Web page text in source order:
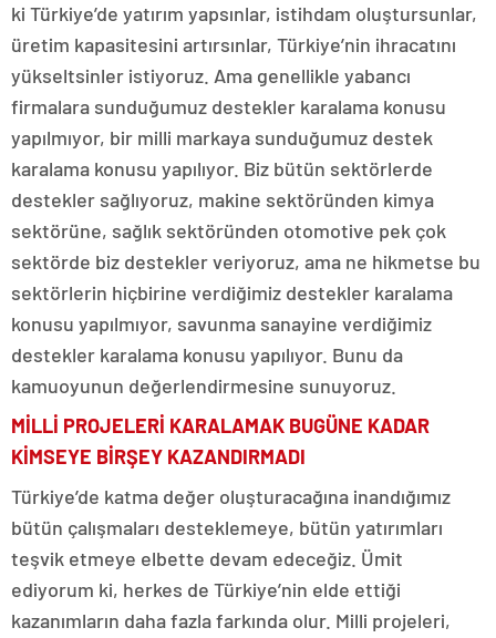
ki Türkiye’de yatırım yapsınlar, istihdam oluştursunlar,
üretim kapasitesini artırsınlar, Türkiye’nin ihracatını
yükseltsinler istiyoruz. Ama genellikle yabancı
firmalara sunduğumuz destekler karalama konusu
yapılmıyor, bir milli markaya sunduğumuz destek
karalama konusu yapılıyor. Biz bütün sektörlerde
destekler sağlıyoruz, makine sektöründen kimya
sektörüne, sağlık sektöründen otomotive pek çok
sektörde biz destekler veriyoruz, ama ne hikmetse bu
sektörlerin hiçbirine verdiğimiz destekler karalama
konusu yapılmıyor, savunma sanayine verdiğimiz
destekler karalama konusu yapılıyor. Bunu da
kamuoyunun değerlendirmesine sunuyoruz.
MİLLİ PROJELERİ KARALAMAK BUGÜNE KADAR
KİMSEYE BİRŞEY KAZANDIRMADI
Türkiye’de katma değer oluşturacağına inandığımız
bütün çalışmaları desteklemeye, bütün yatırımları
teşvik etmeye elbette devam edeceğiz. Ümit
ediyorum ki, herkes de Türkiye’nin elde ettiği
kazanımların daha fazla farkında olur. Milli projeleri,